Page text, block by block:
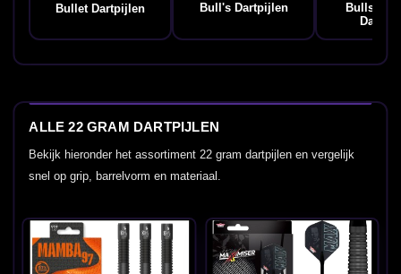
Bullet Dartpijlen Bull's Dartpijlen
Bulls
ALLE 22 GRAM DARTPIJLEN
Bekijk hieronder het assortiment 22 gram dartpijlen en vergelijk
snel op grip, barrelvorm en materiaal.